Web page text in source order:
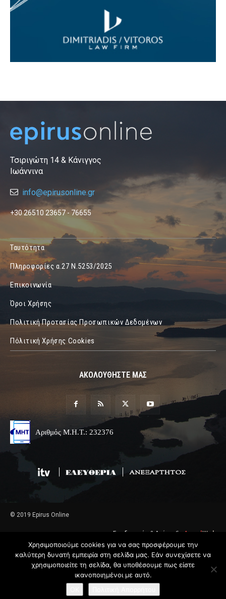
Τσιριγώτη 14 & Κάνιγγος
Ιωάννινα
info@epirusonline.gr
+30 26510 23657 - 76655
Ταυτότητα
Πληροφορίες α.27 Ν.5253/2025
Επικοινωνία
Όροι Χρήσης
Πολιτική Προτασίας Προσωπικών Δεδομένων
Πόλιτική Χρήσης Cookies
ΑΚΟΛΟΥΘΗΣΤΕ ΜΑΣ
Αριθμός Μ.Η.Τ.: 232376
© 2019 Epirus Online
Σχεδιασμός & Ανάπτυξη AngelWeb
Χρησιμοποιούμε cookies για να σας προσφέρουμε την
καλύτερη δυνατή εμπειρία στη σελίδα μας. Εάν συνεχίσετε να
χρησιμοποιείτε τη σελίδα, θα υποθέσουμε πως είστε
ικανοποιημένοι με αυτό.